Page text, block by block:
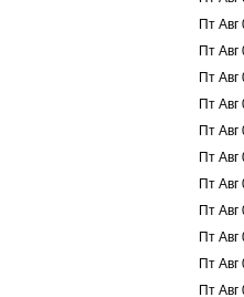
Пт
Пт
Пт
Пт
Пт
Пт
Пт
Пт
Пт
Пт
Пт